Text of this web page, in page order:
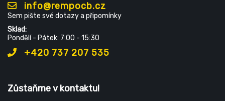
info@rempocb.cz
Sem pište své dotazy a připomínky
Sklad:
Pondělí - Pátek: 7:00 - 15:30
+420 737 207 535
Zůstaňme v kontaktu!